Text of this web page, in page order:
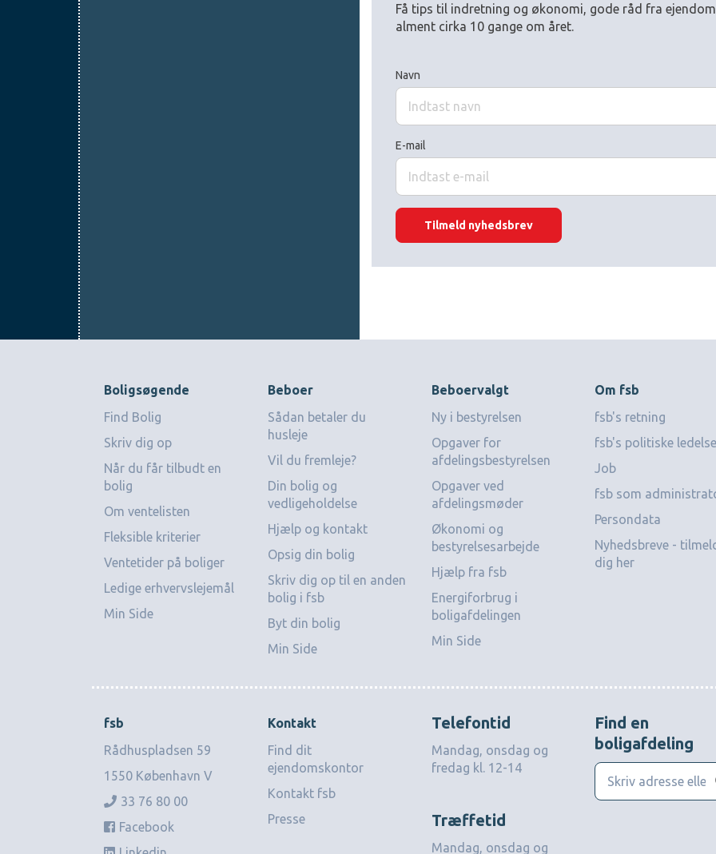
Få tips til indretning og økonomi, gode råd fra
alment cirka 10 gange om året.
Navn
E-mail
Tilmeld nyhedsbrev
Boligsøgende
Find Bolig
Skriv dig op
Når du får tilbudt en
bolig
Om ventelisten
Fleksible kriterier
Ventetider på boliger
Ledige erhvervslejemål
Min Side
Beboer
Sådan betaler du
husleje
Vil du fremleje?
Din bolig og
vedligeholdelse
Hjælp og kontakt
Opsig din bolig
Skriv dig op til en anden
bolig i fsb
Byt din bolig
Min Side
Beboervalgt
Ny i bestyrelsen
Opgaver for
afdelingsbestyrelsen
Opgaver ved
afdelingsmøder
Økonomi og
bestyrelsesarbejde
Hjælp fra fsb
Energiforbrug i
boligafdelingen
Min Side
Om fsb
fsb's retning
fsb's politiske
Job
fsb som
Persondata
Nyhedsbreve -
dig her
fsb
Rådhuspladsen 59
1550 København V
33 76 80 00
Facebook
Kontakt
Find dit
ejendomskontor
Kontakt fsb
Presse
Telefontid
Mandag, onsdag og
fredag kl. 12-14
Træffetid
Mandag, onsdag og
Find en
boligafdeling